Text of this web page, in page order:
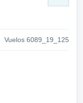
Vuelos 6089_19_125